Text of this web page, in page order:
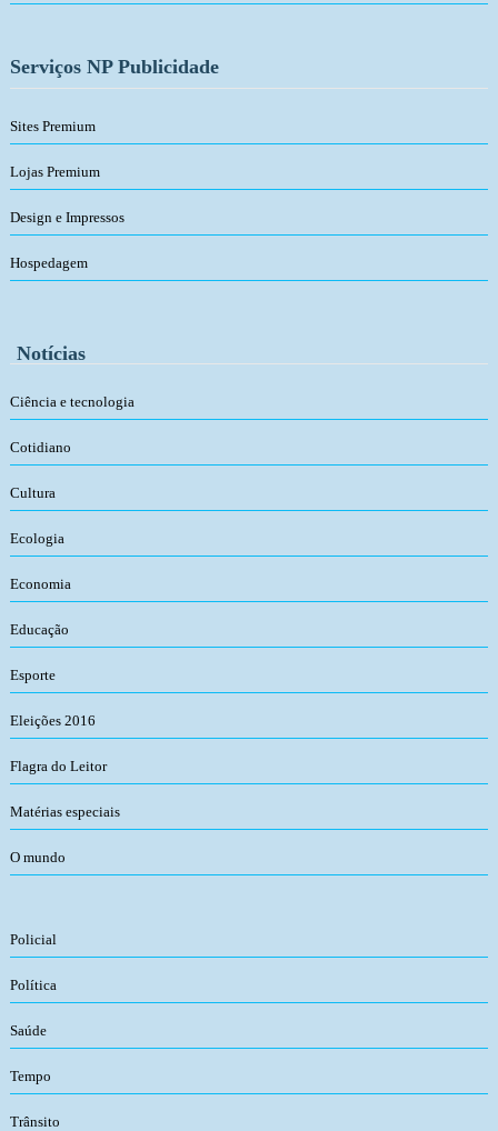
Serviços NP Publicidade
Sites Premium
Lojas Premium
Design e Impressos
Hospedagem
Notícias
Ciência e tecnologia
Cotidiano
Cultura
Ecologia
Economia
Educação
Esporte
Eleições 2016
Flagra do Leitor
Matérias especiais
O mundo
Policial
Política
Saúde
Tempo
Trânsito